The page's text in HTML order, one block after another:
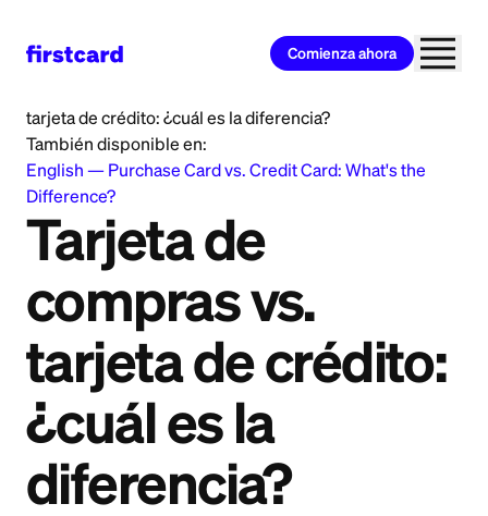
Comienza ahora
tarjeta de crédito: ¿cuál es la diferencia?
También disponible en:
English — Purchase Card vs. Credit Card: What's the
Difference?
Tarjeta de
compras vs.
tarjeta de crédito:
¿cuál es la
diferencia?